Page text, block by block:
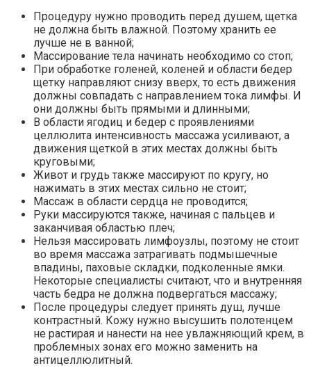
Процедуру нужно проводить перед душем, щетка
не должна быть влажной. Поэтому хранить ее
лучше не в ванной;
Массирование тела начинать необходимо со стоп;
При обработке голеней, коленей и области бедер
щетку направляют снизу вверх, то есть движения
должны совпадать с направлением тока лимфы. И
они должны быть прямыми и длинными;
В области ягодиц и бедер с проявлениями
целлюлита интенсивность массажа усиливают, а
движения щеткой в этих местах должны быть
круговыми;
Живот и грудь также массируют по кругу, но
нажимать в этих местах сильно не стоит;
Массаж в области сердца не проводится;
Руки массируются также, начиная с пальцев и
заканчивая областью плеч;
Нельзя массировать лимфоузлы, поэтому не стоит
во время массажа затрагивать подмышечные
впадины, паховые складки, подколенные ямки.
Некоторые специалисты считают, что и внутренняя
часть бедра не должна подвергаться массажу;
После процедуры следует принять душ, лучше
контрастный. Кожу нужно высушить полотенцем
не растирая и нанести на нее увлажняющий крем, в
проблемных зонах его можно заменить на
антицеллюлитный.